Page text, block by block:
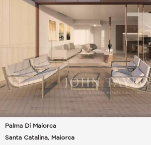
Palma Di Maiorca
Santa Catalina, Maiorca